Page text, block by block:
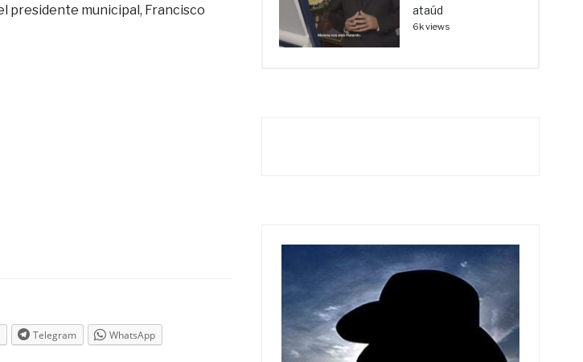
presidente municipal, Francisco
Telegram
WhatsApp
ataúd
6k views